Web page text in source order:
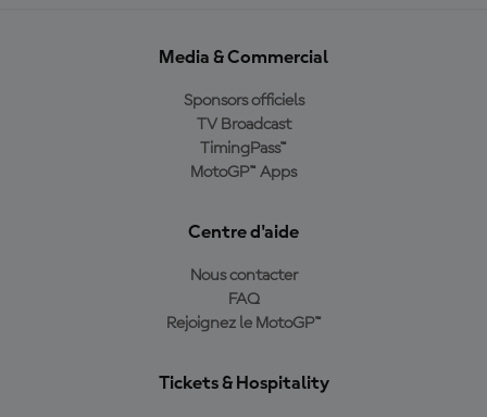
Media & Commercial
Sponsors officiels
TV Broadcast
TimingPass™
MotoGP™ Apps
Centre d'aide
Nous contacter
FAQ
Rejoignez le MotoGP™
Tickets & Hospitality